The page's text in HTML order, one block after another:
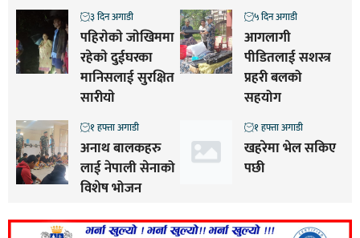
पहिराेकाे जाेखिममा
रहेकाे दुईघरका
मानिसलाई सुरक्षित
सारीयाे
३ दिन अगाडी
आगलागी
पीडितलाई सशस्त्र
प्रहरी बलको
सहयोग
५ दिन अगाडी
अनाथ बालकहरु
लाई नेपाली सेनाको
विशेष भोजन
१ हफ्ता अगाडी
खहरेमा भेल सकिए
पछी
१ हफ्ता अगाडी